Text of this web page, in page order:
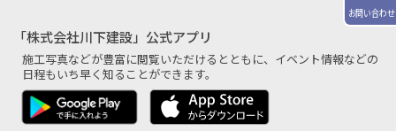
お問い合わせ
「株式会社川下建設」公式アプリ
施工写真などが豊富に閲覧いただけるとともに、 イベント情報などの
日程もいち早く知ることができます。